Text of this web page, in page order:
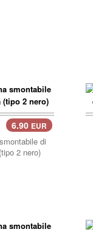
6.90 EUR
di
2 nero)